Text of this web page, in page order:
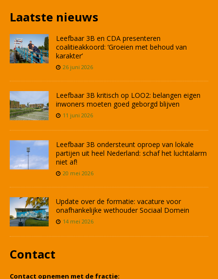
Laatste nieuws
Leefbaar 3B en CDA presenteren
coalitieakkoord: ‘Groeien met behoud van
karakter’
26 juni 2026
Leefbaar 3B kritisch op LOO2: belangen eigen
inwoners moeten goed geborgd blijven
11 juni 2026
Leefbaar 3B ondersteunt oproep van lokale
partijen uit heel Nederland: schaf het luchtalarm
niet af!
20 mei 2026
Update over de formatie: vacature voor
onafhankelijke wethouder Sociaal Domein
14 mei 2026
Contact
Contact opnemen met de fractie: